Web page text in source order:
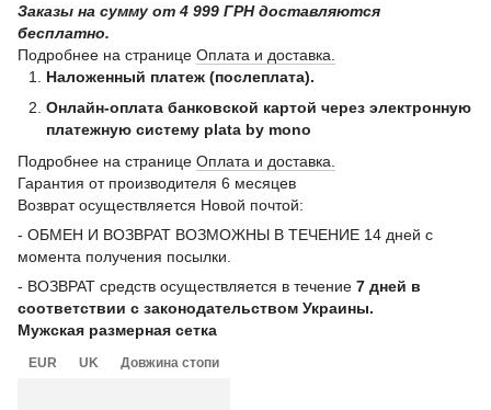
Заказы на сумму от 4 999 ГРН доставляются
бесплатно.
Подробнее на странице Оплата и доставка.
Наложенный платеж (послеплата).
Онлайн-оплата банковской картой через электронную
платежную систему plata by mono
Подробнее на странице Оплата и доставка.
Гарантия от производителя 6 месяцев
Возврат осуществляется Новой почтой:
- ОБМЕН И ВОЗВРАТ ВОЗМОЖНЫ В ТЕЧЕНИЕ 14 дней с
момента получения посылки.
- ВОЗВРАТ средств осуществляется в течение 7 дней в
соответствии с законодательством Украины.
Мужская размерная сетка
EUR UK Довжина стопи